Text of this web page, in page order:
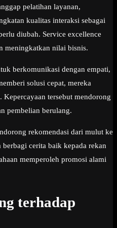
pelatihan layanan,
kualitas interaksi sebagai
diubah. Service excellence
meningkatkan nilai bisnis.
berkomunikasi dengan empati,
solusi cepat, mereka
Kepercayaan tersebut mendorong
pembelian berulang.
rekomendasi dari mulut ke
cerita baik kepada rekan
memperoleh promosi alami
terhadap